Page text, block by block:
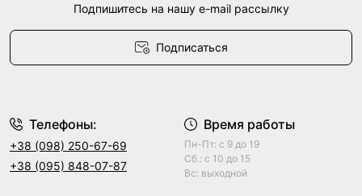
Подпишитесь на нашу e-mail рассылку
Подписаться
Телефоны:
+38 (098) 250-67-69
+38 (095) 848-07-87
Время работы
Пн-Пт: с 9 до 19
Сб.: с 10 до 15
Вс: выходной